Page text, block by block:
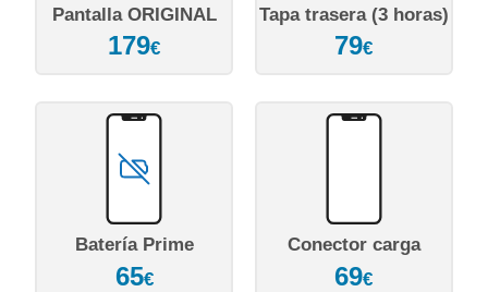
Pantalla ORIGINAL
179€
Tapa trasera (3 horas)
79€
Batería Prime
65€
Conector carga
69€